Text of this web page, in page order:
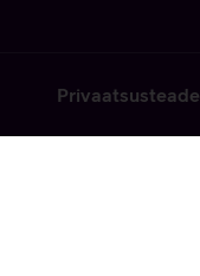
Privaatsusteade